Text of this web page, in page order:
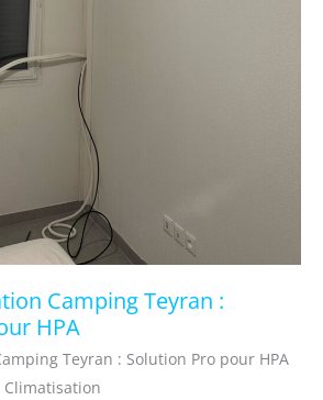
Camping Teyran :
HPA
Teyran : Solution Pro pour HPA
Climatisation